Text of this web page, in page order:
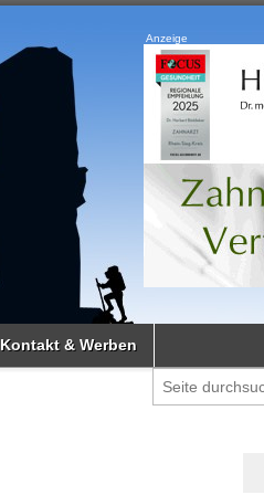
Anzeige
Kontakt & Werben